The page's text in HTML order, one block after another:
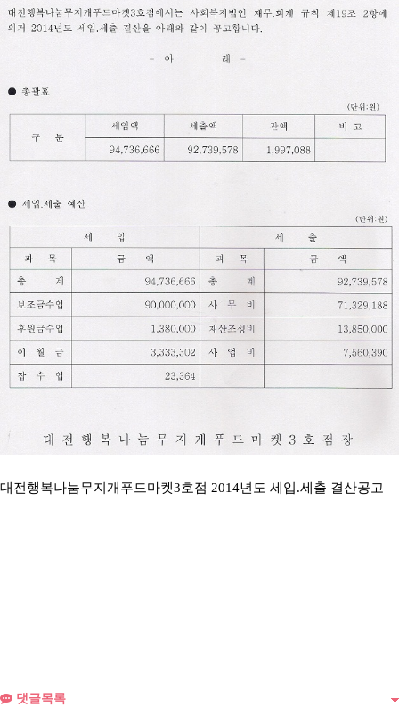
대전행복나눔무지개푸드마켓3호점 2014년도 세입.세출 결산공고
댓글목록